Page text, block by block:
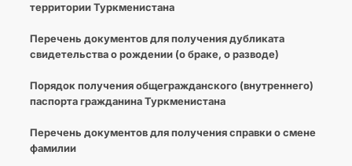
территории Туркменистана
Перечень документов для получения дубликата
свидетельства о рождении (о браке, о разводе)
Порядок получения общегражданского (внутреннего)
паспорта гражданина Туркменистана
Перечень документов для получения справки о смене
фамилии